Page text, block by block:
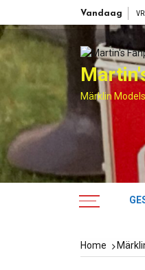
content
Vandaag
Märklin
Home